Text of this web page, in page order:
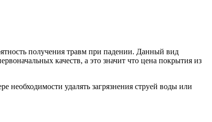
получения травм при падении. Данный вид
качеств, а это значит что цена покрытия из
необходимости удалять загрязнения струей воды или